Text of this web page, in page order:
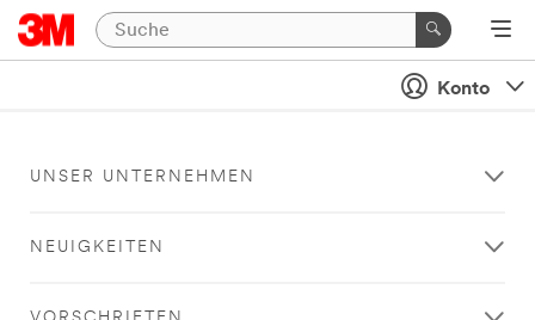
Konto
UNSER UNTERNEHMEN
NEUIGKEITEN